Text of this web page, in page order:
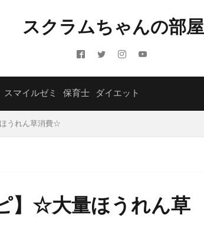
スクラムちゃんの部屋
スマイルゼミ 保育士 ダイエット
うれん草消費☆
】☆大量ほうれん草